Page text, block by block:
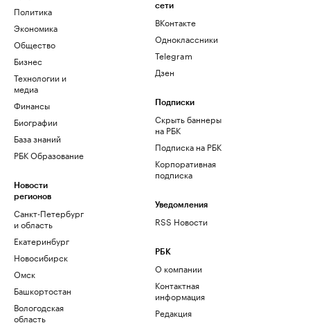
Политика
Экономика
Общество
Бизнес
Технологии и
медиа
Финансы
Биографии
База знаний
РБК Образование
Новости
регионов
Санкт-Петербург
и область
Екатеринбург
Новосибирск
Омск
Башкортостан
Вологодская
область
сети
ВКонтакте
Одноклассники
Telegram
Дзен
Подписки
Скрыть баннеры
на РБК
Подписка на РБК
Корпоративная
подписка
Уведомления
RSS Новости
РБК
О компании
Контактная
информация
Редакция